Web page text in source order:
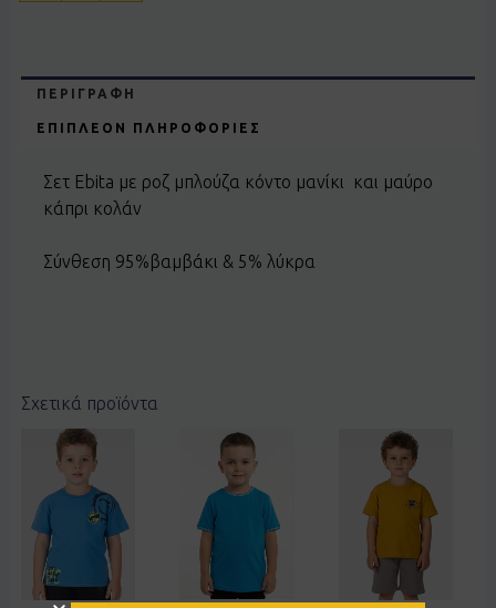
ΠΕΡΙΓΡΑΦΉ
ΕΠΙΠΛΈΟΝ ΠΛΗΡΟΦΟΡΊΕΣ
Σετ Ebita με ροζ μπλούζα κόντο μανίκι και μαύρο
κάπρι κολάν
Σύνθεση 95%βαμβάκι & 5% λύκρα
Σχετικά προϊόντα